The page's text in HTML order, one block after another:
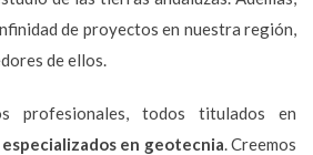
de proyectos en nuestra región,
de ellos.
profesionales, todos titulados en
especializados en geotecnia. Creemos